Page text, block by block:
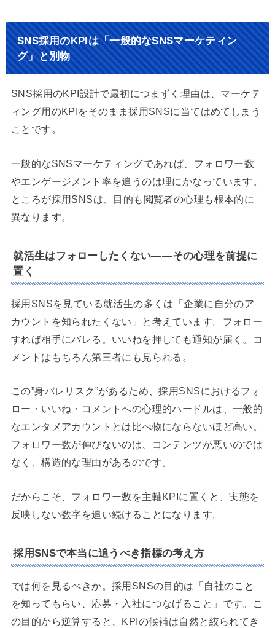
SNS採用のKPIは「一般的なSNSマーケティン
グ」と別物
SNS採用のKPI設計で最初につまずく理由は、マーケテ
ィング用のKPIをそのまま採用SNSに当てはめてしまう
ことです。
一般的なSNSマーケティングであれば、フォロワー数
やエンゲージメント率を追うのは理にかなっています。
ところが採用SNSは、目的も閲覧者の心理も根本的に
異なります。
就活生はフォローしたくない——その心理を前提に
置く
採用SNSを見ている就活生の多くは「企業に自分のア
カウントを知られたくない」と考えています。フォロー
すれば相手にバレる。いいねを押しても通知が届く。コ
メントはもちろん第三者にも見られる。
この”身バレリスク”があるため、採用SNSにおけるフォ
ロー・いいね・コメントへの心理的ハードルは、一般的
なエンタメアカウントとは比べ物にならないほど高い。
フォロワー数が伸びないのは、コンテンツが悪いのでは
なく、構造的な理由があるのです。
だからこそ、フォロワー数を主軸KPIに置くと、実態を
反映しない数字を追い続けることになります。
採用SNSで本当に追うべき指標の考え方
では何を見るべきか。採用SNSの目的は「自社のこと
を知ってもらい、応募・入社につなげること」です。こ
の目的から逆算すると、KPIの候補は自然と絞られてき